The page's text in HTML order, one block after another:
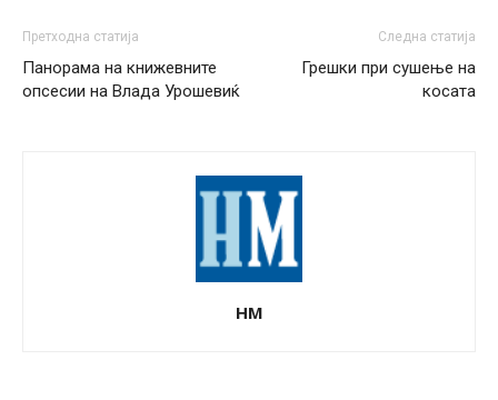
Претходна статија
Панорама на книжевните
опсесии на Влада Урошевиќ
Следна статија
Грешки при сушење на
косата
НМ